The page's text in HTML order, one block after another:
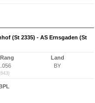
(St 2335) - AS Ernsgaden (St
Land
BY